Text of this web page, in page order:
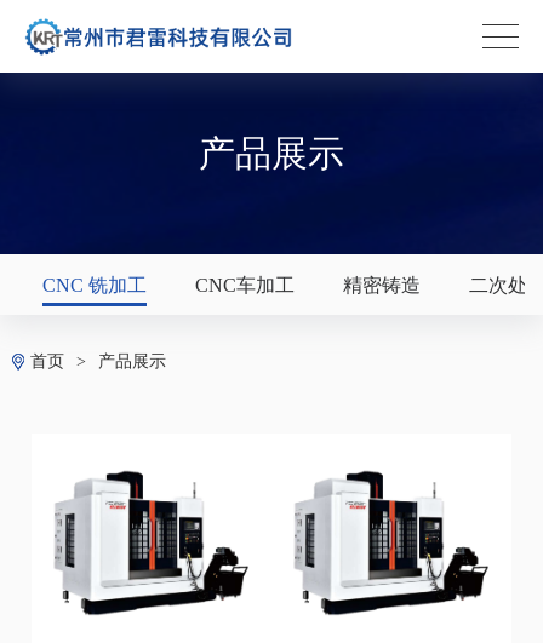
产品展示
CNC 铣加工 CNC车加工 精密铸造 二次处
首页 > 产品展示